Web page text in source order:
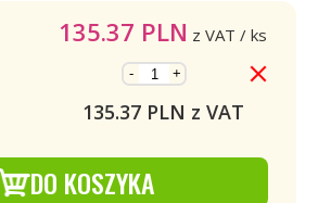
135.37 PLN z VAT / ks
- +
135.37PLN z VAT
DO KOSZYKA